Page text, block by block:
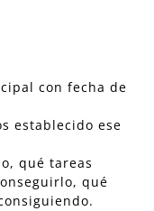
con fecha de
establecido ese
qué tareas
qué